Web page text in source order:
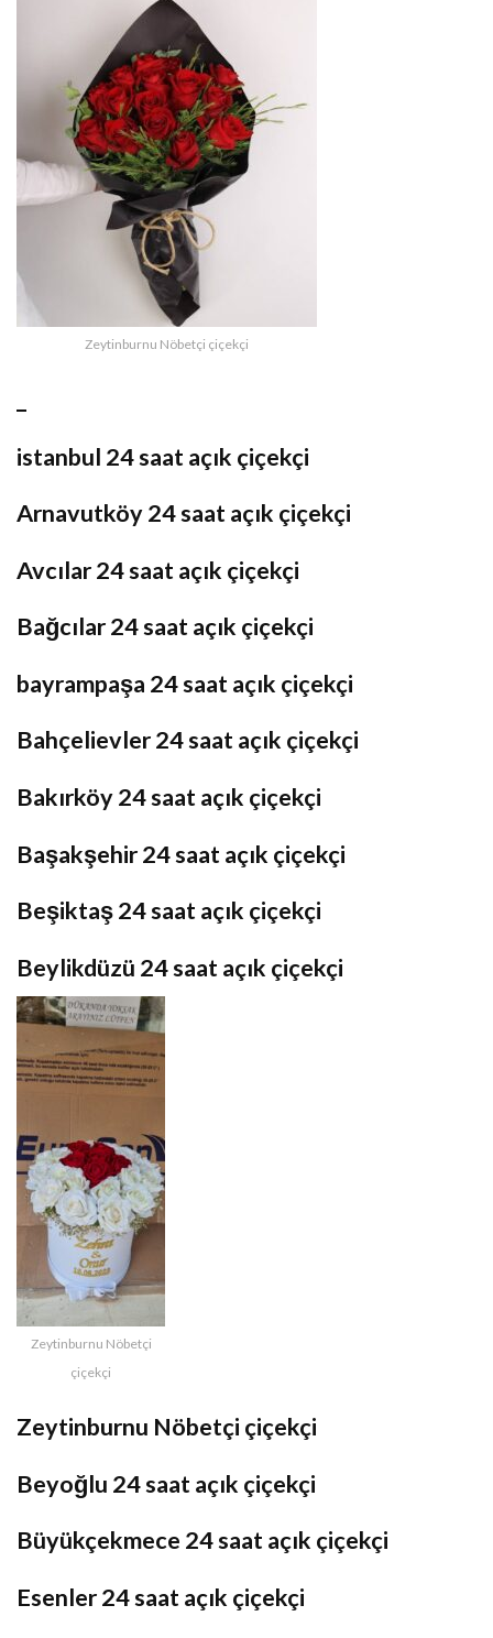
Zeytinburnu Nöbetçi çiçekçi
istanbul 24 saat açık çiçekçi
Arnavutköy 24 saat açık çiçekçi
Avcılar 24 saat açık çiçekçi
Bağcılar 24 saat açık çiçekçi
bayrampaşa 24 saat açık çiçekçi
Bahçelievler 24 saat açık çiçekçi
Bakırköy 24 saat açık çiçekçi
Başakşehir 24 saat açık çiçekçi
Beşiktaş 24 saat açık çiçekçi
Beylikdüzü 24 saat açık çiçekçi
Zeytinburnu Nöbetçi
çiçekçi
Zeytinburnu Nöbetçi çiçekçi
Beyoğlu 24 saat açık çiçekçi
Büyükçekmece 24 saat açık çiçekçi
Esenler 24 saat açık çiçekçi